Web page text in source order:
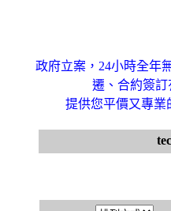
政府立案，24小時全年
遷、合約簽訂
提供您平價又專業